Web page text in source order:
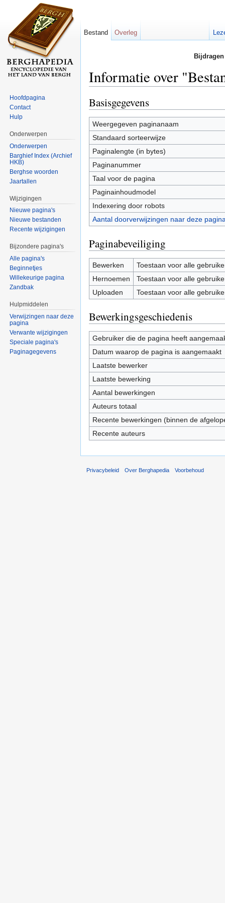
Informatie over
Basisgegevens
Weergegeven paginanaam
Standaard sorteerwijze
Paginalengte (in bytes)
Paginanummer
Taal voor de pagina
Paginainhoudmodel
Indexering door robots
Aantal doorverwijzingen naar deze
Paginabeveiliging
Bewerken
Toestaan voor alle
Hernoemen
Toestaan voor alle
Uploaden
Toestaan voor alle
Bewerkingsgeschiedenis
Gebruiker die de pagina heeft
Datum waarop de pagina is aangemaakt
Laatste bewerker
Laatste bewerking
Aantal bewerkingen
Auteurs totaal
Recente bewerkingen (binnen de
Recente auteurs
Bestand Overleg
Hoofdpagina
Contact
Hulp
Onderwerpen
Onderwerpen
Barghief Index (Archief
HKB)
Berghse woorden
Jaartallen
Wijzigingen
Nieuwe pagina's
Nieuwe bestanden
Recente wijzigingen
Bijzondere pagina's
Alle pagina's
Beginnetjes
Willekeurige pagina
Zandbak
Hulpmiddelen
Verwijzingen naar deze
pagina
Verwante wijzigingen
Speciale pagina's
Paginagegevens
Privacybeleid Over Berghapedia Voorbehoud